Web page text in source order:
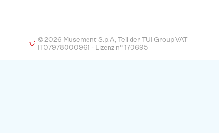
© 2026 Musement S.p.A, Teil der TUI Group VAT
IT07978000961 - Lizenz nº 170695